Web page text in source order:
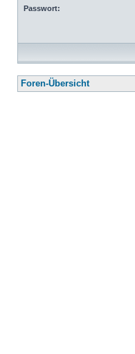
Passwort:
Foren-Übersicht